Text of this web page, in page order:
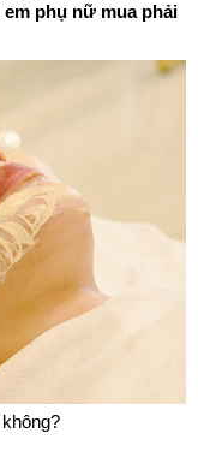
phụ nữ mua phải